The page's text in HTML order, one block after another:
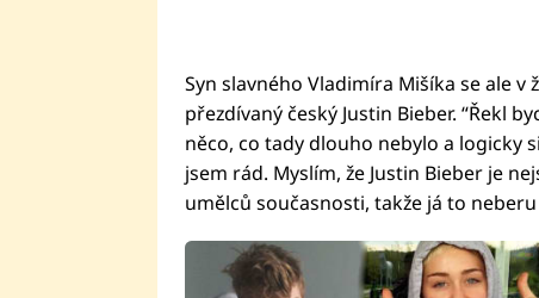
Syn slavného Vladimíra Mišíka se ale
přezdívaný český Justin Bieber. “Řekl
něco, co tady dlouho nebylo a logicky
jsem rád. Myslím, že Justin Bieber je
umělců současnosti, takže já to